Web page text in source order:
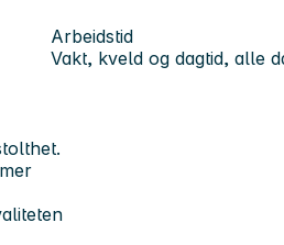
Arbeidstid
Vakt, kveld og dagtid, alle